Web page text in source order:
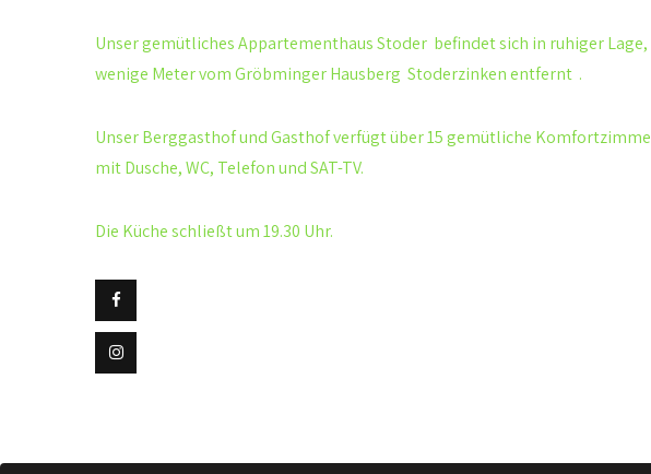
Unser gemütlichesAppartementhaus Stoder befindet sich in ruhiger
wenige Meter vom Gröbminger Hausberg Stoderzinkenentfernt .
Unser Berggasthof und Gasthof verfügt über 15 gemütliche
mit Dusche, WC, Telefon und SAT-TV.
Die Küche schließt um 19.30 Uhr.